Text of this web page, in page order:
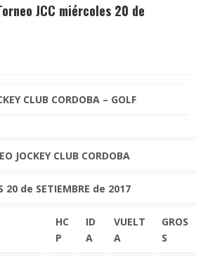
JCC miércoles 20 de
CORDOBA – GOLF
CLUB CORDOBA
de SETIEMBRE de 2017
HC
P
ID
A
VUELT
A
GROS
S